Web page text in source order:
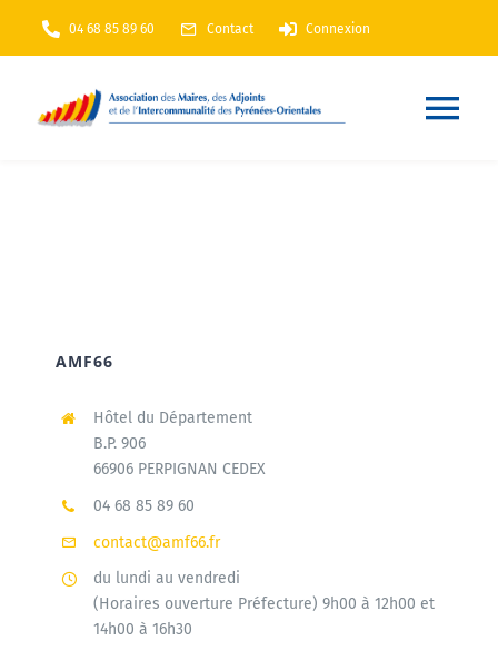
Passer
au
04 68 85 89 60 Contact Connexion
Nos actions
Municipales 2026
AMF66
Hôtel du Département
B.P. 906
66906 PERPIGNAN CEDEX
04 68 85 89 60
contact@amf66.fr
du lundi au vendredi
(Horaires ouverture Préfecture) 9h00 à 12h00 et
14h00 à 16h30